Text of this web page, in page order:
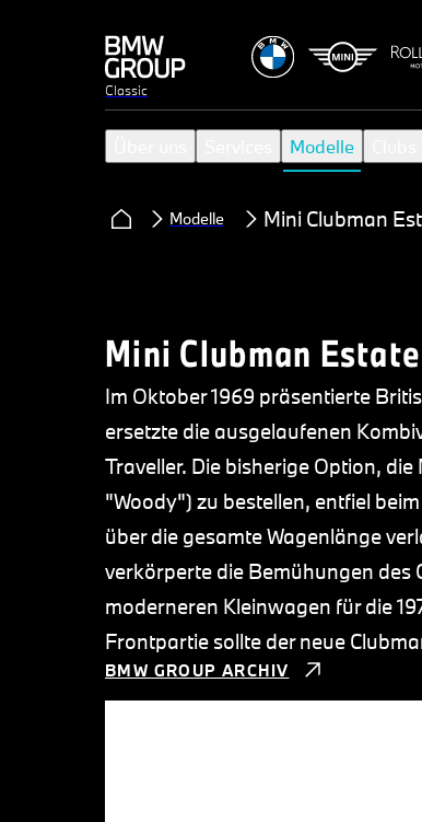
Classic
Modelle
Modelle Mini Clubman
Mini Clubman Estate
Im Oktober 1969 präsentierte
ersetzte die ausgelaufenen
Traveller. Die bisherige Option,
"Woody") zu bestellen, entfiel
über die gesamte Wagenlänge
verkörperte die Bemühungen des
moderneren Kleinwagen für die
Frontpartie sollte der neue
BMW GROUP ARCHIV